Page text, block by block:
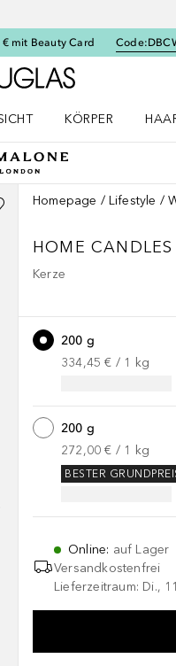
€ mit Beauty Card Code:
Zur Douglas
KÖRPER
Homepage Lifestyle
HOME CANDLES
Kerze
200 g
334,45 € / 1 kg
200 g
272,00 € / 1 kg
BESTER
Online: auf Lager
Versandkostenfrei
Lieferzeitraum: Di.,